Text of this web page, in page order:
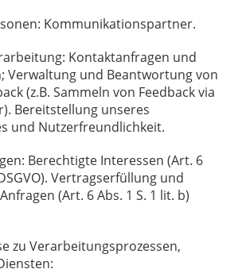
Kommunikationspartner.
Kontaktanfragen und
Verwaltung und Beantwortung von
(z.B. Sammeln von Feedback via
Bereitstellung unseres
und Nutzerfreundlichkeit.
Berechtigte Interessen (Art. 6
Vertragserfüllung und
(Art. 6 Abs. 1 S. 1 lit. b)
zu Verarbeitungsprozessen,